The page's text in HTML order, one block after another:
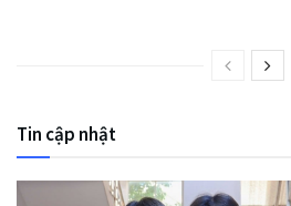
Tin cập nhật